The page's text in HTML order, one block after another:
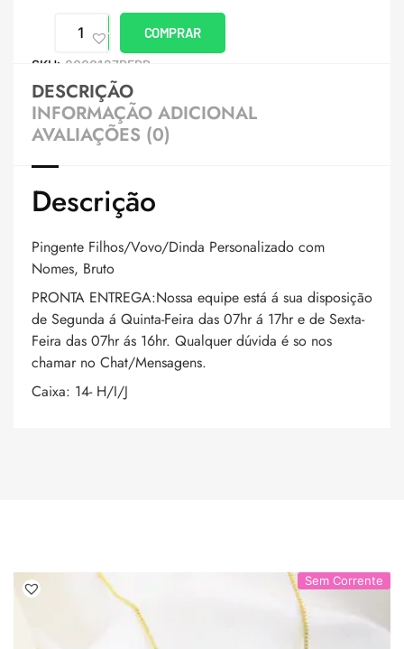
COMPRAR
SKU: 8000127PERB
DESCRIÇÃO
INFORMAÇÃO ADICIONAL
AVALIAÇÕES (0)
Descrição
Pingente Filhos/Vovo/Dinda Personalizado com
Nomes, Bruto
PRONTA ENTREGA:Nossa equipe está á sua disposição
de Segunda á Quinta-Feira das 07hr á 17hr e de Sexta-
Feira das 07hr ás 16hr. Qualquer dúvida é so nos
chamar no Chat/Mensagens.
Caixa: 14- H/I/J
Sem Corrente